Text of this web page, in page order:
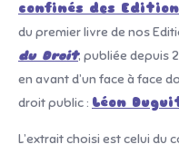
confinés des
du premier livre de nos
du Droit, publiée depuis
en avant d’un face à face
droit public : Léon
L’extrait choisi est celui du